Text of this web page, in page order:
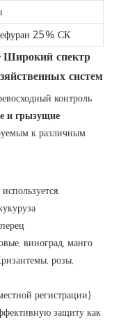
25% СК
Широкий спектр
систем
контроль
и грызущие
к различным
виноград, манго
розы,
регистрации)
защиту как